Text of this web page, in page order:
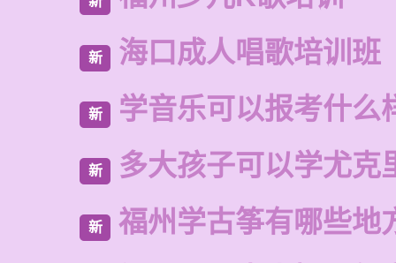
新 海口成人唱歌培训班
新 学音乐可以报考什么
新 多大孩子可以学尤克
新 福州学古筝有哪些地